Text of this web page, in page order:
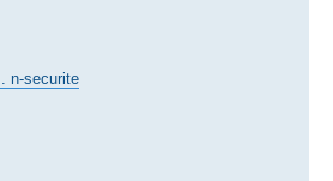
n-securite